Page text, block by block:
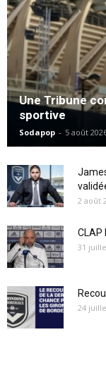
Une Tribune
sportive
Sodapop - 5 août
2 août
CLAP
31
24